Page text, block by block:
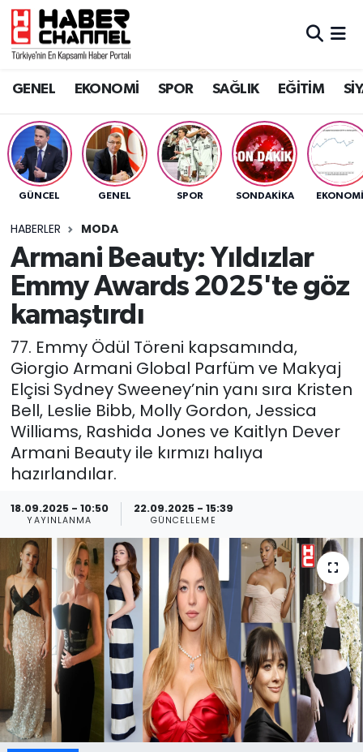
GENEL EKONOMİ SPOR SAĞLIK EĞİTİM
GÜNCEL GENEL SPOR SONDAKIKA EKONOMİ
HABERLER MODA
Armani Beauty: Yıldızlar
Emmy Awards 2025'te göz
kamaştırdı
77. Emmy Ödül Töreni kapsamında,
Giorgio Armani Global Parfüm ve Makyaj
Elçisi Sydney Sweeney’nin yanı sıra Kristen
Bell, Leslie Bibb, Molly Gordon, Jessica
Williams, Rashida Jones ve Kaitlyn Dever
Armani Beauty ile kırmızı halıya
hazırlandılar.
18.09.2025 - 10:50
YAYINLANMA
22.09.2025 - 15:39
GÜNCELLEME
GENEL
SPOR
SAĞLIK
EĞİTİM
SİYASET
MAGAZİN
Nöbetçi Eczaneler
Trafik Durumu
Süper Lig Puan Durumu ve Fikstür
Tüm Manşetler
Son Dakika Haberleri
Haber Arşivi